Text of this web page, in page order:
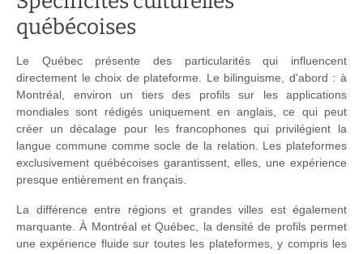
québécoises
Le Québec présente des particularités qui influencent
directement le choix de plateforme. Le bilinguisme, d'abord : à
Montréal, environ un tiers des profils sur les applications
mondiales sont rédigés uniquement en anglais, ce qui peut
créer un décalage pour les francophones qui privilégient la
langue commune comme socle de la relation. Les plateformes
exclusivement québécoises garantissent, elles, une expérience
presque entièrement en français.
La différence entre régions et grandes villes est également
marquante. À Montréal et Québec, la densité de profils permet
une expérience fluide sur toutes les plateformes, y compris les